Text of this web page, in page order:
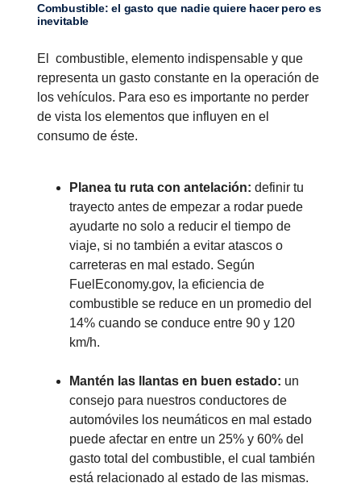
Combustible: el gasto que nadie quiere hacer pero es
inevitable
El combustible, elemento indispensable y que
representa un gasto constante en la operación de
los vehículos. Para eso es importante no perder
de vista los elementos que influyen en el
consumo de éste.
Planea tu ruta con antelación: definir tu
trayecto antes de empezar a rodar puede
ayudarte no solo a reducir el tiempo de
viaje, si no también a evitar atascos o
carreteras en mal estado. Según
FuelEconomy.gov, la eficiencia de
combustible se reduce en un promedio del
14% cuando se conduce entre 90 y 120
km/h.
Mantén las llantas en buen estado: un
consejo para nuestros conductores de
automóviles los neumáticos en mal estado
puede afectar en entre un 25% y 60% del
gasto total del combustible, el cual también
está relacionado al estado de las mismas.